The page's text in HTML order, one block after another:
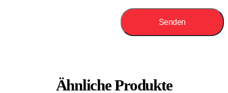
Ähnliche Produkte